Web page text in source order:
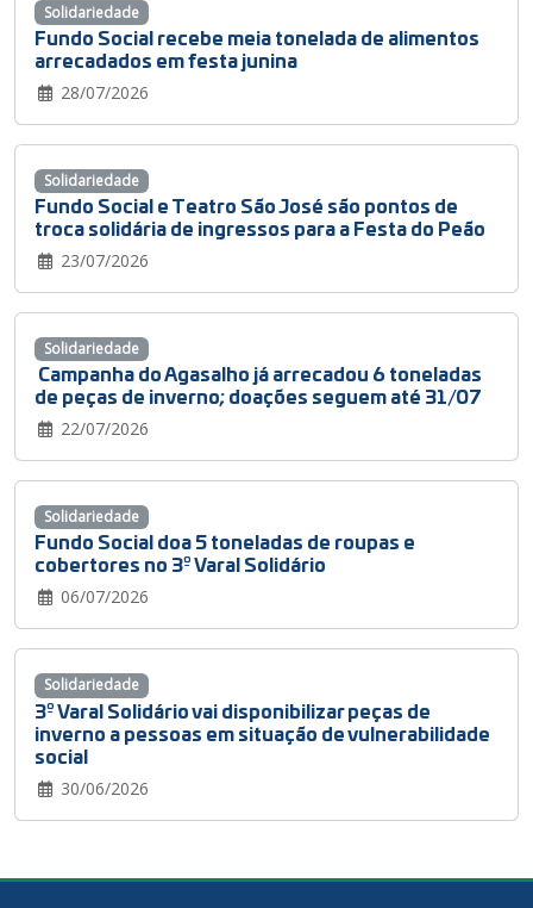
Fundo Social recebe meia tonelada de alimentos
arrecadados em festa junina
28/07/2026
Solidariedade
Fundo Social e Teatro São José são pontos de
troca solidária de ingressos para a Festa do Peão
23/07/2026
Solidariedade
Campanha do Agasalho já arrecadou 6 toneladas
de peças de inverno; doações seguem até 31/07
22/07/2026
Solidariedade
Fundo Social doa 5 toneladas de roupas e
cobertores no 3º Varal Solidário
06/07/2026
Solidariedade
3º Varal Solidário vai disponibilizar peças de
inverno a pessoas em situação de vulnerabilidade
social
30/06/2026
Solidariedade